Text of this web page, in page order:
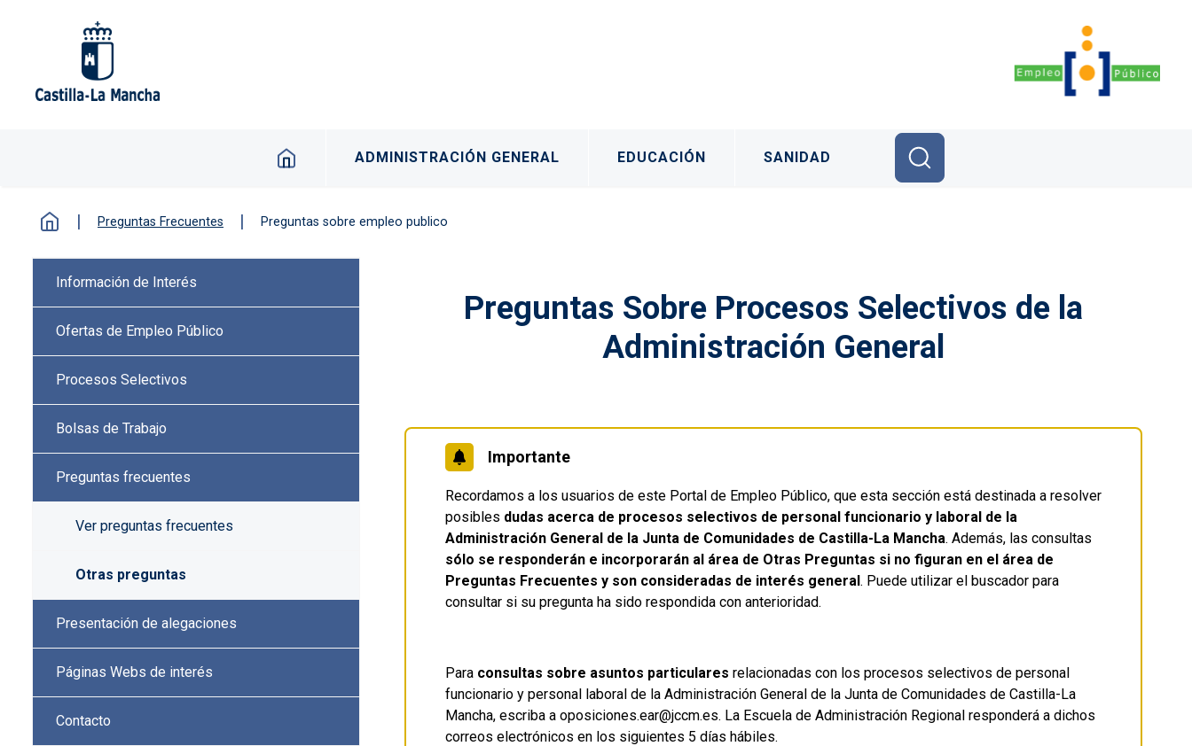
Navegación principal
ADMINISTRACIÓN GENERAL EDUCACIÓN SANIDAD
Preguntas Frecuentes Preguntas sobre empleo publico
Menú lateral Procesos selectivos
Información de Interés
Ofertas de Empleo Público
Procesos Selectivos
Bolsas de Trabajo
Preguntas frecuentes
Ver preguntas frecuentes
Otras preguntas
Presentación de alegaciones
Páginas Webs de interés
Contacto
Preguntas Sobre Procesos Selectivos de la
Administración General
Importante
Recordamos a los usuarios de este Portal de Empleo Público, que esta sección está destinada a resolver
posibles dudas acerca de procesos selectivos de personal funcionario y laboral de la
Administración General de la Junta de Comunidades de Castilla-La Mancha. Además, las consultas
sólo se responderán e incorporarán al área de Otras Preguntas si no figuran en el área de
Preguntas Frecuentes y son consideradas de interés general. Puede utilizar el buscador para
consultar si su pregunta ha sido respondida con anterioridad.
Para consultas sobre asuntos particulares relacionadas con los procesos selectivos de personal
funcionario y personal laboral de la Administración General de la Junta de Comunidades de Castilla-La
Mancha, escriba a oposiciones.ear@jccm.es. La Escuela de Administración Regional responderá a dichos
correos electrónicos en los siguientes 5 días hábiles.